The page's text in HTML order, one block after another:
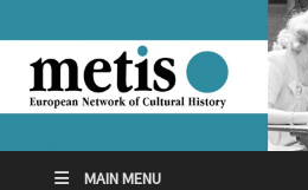
MAIN MENU